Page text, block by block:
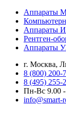
Аппараты
Аппараты
Рентген-
Аппараты
г. Москва,
8 (800) 200-
8 (495) 255-
Пн-Вс 9.00 -
info@smart-